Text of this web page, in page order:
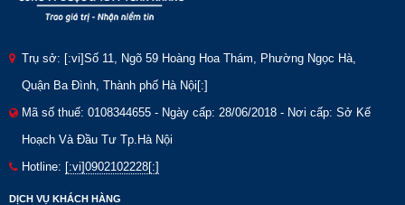
Trụ sở: [:vi]Số 11, Ngõ 59 Hoàng Hoa Thám, Phường Ngọc Hà,
Quận Ba Đình, Thành phố Hà Nội[:]
Mã số thuế: 0108344655 - Ngày cấp: 28/06/2018 - Nơi cấp: Sở Kế
Hoạch Và Đầu Tư Tp.Hà Nội
Hotline: [:vi]0902102228[:]
DỊCH VỤ KHÁCH HÀNG